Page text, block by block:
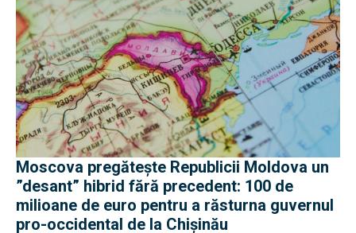
Moscova pregătește Republicii Moldova un
”desant” hibrid fără precedent: 100 de
milioane de euro pentru a răsturna guvernul
pro-occidental de la Chișinău